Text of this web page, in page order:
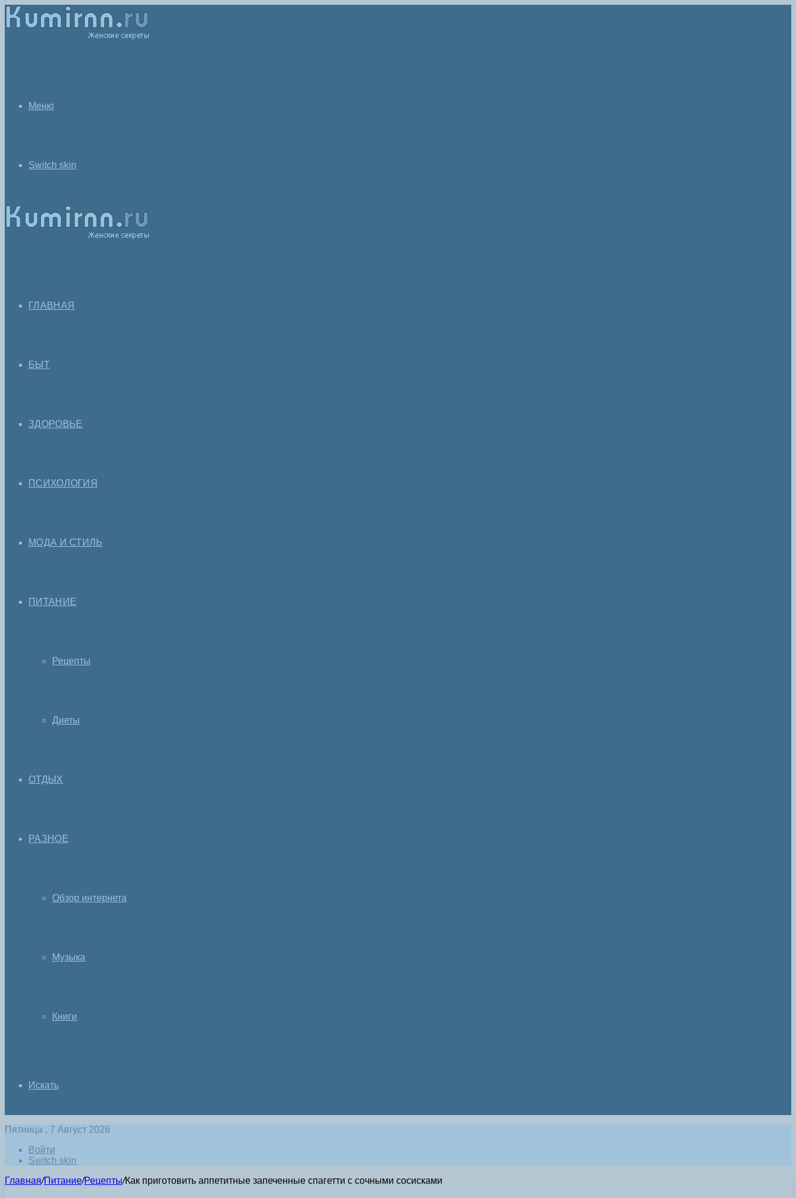
Меню
Switch skin
ГЛАВНАЯ
БЫТ
ЗДОРОВЬЕ
ПСИХОЛОГИЯ
МОДА И СТИЛЬ
ПИТАНИЕ
Рецепты
Диеты
ОТДЫХ
РАЗНОЕ
Обзор интернета
Музыка
Книги
Искать
Пятница , 7 Август 2026
Войти
Switch skin
Главная/Питание/Рецепты/Как приготовить аппетитные запеченные спагетти с сочными сосисками